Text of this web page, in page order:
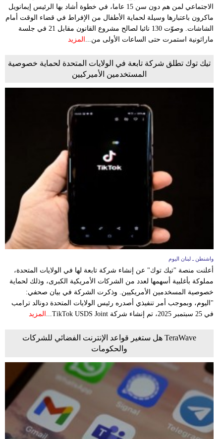
الاجتماعي لمن هم دون سن 15 عاما، في خطوة أشاد بها الرئيس إيمانويل
ماكرون باعتبارها وسيلة لحماية الأطفال من الإفراط في قضاء الوقت أمام
الشاشات. وصوّت 130 نائبا لصالح مشروع القانون مقابل 21 في جلسة
ماراثونية استمرت حتى الساعات الأولى من... المزيد
تيك توك تطلق شركة تابعة في الولايات المتحدة لحماية خصوصية
المستخدمين الأميركيين
واشنطن ـ لبنان اليوم
أعلنت منصة "تيك توك" عن إنشاء شركة تابعة لها في الولايات المتحدة،
مملوكة بأغلبية أسهمها لعدد من الشركات الأمريكية الكبرى، وذلك لحماية
خصوصية المسخدمين الأمريكيين. وذكرت الشركة في بيان صحفي:
"اليوم، وبموجب أمر تنفيذي أصدره رئيس الولايات المتحدة دونالد ترامب
في 25 سبتمبر 2025، تم إنشاء شركة TikTok USDS Joint...
المزيد
TeraWave هل ستغير قواعد الإنترنت الفضائي للشركات
والحكومات